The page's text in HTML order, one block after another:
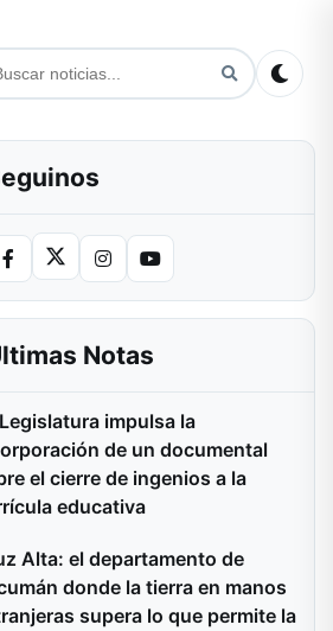
Notas
impulsa la
de un documental
el cierre de ingenios a la
educativa
Alta: el departamento de
donde la tierra en manos
supera lo que permite la